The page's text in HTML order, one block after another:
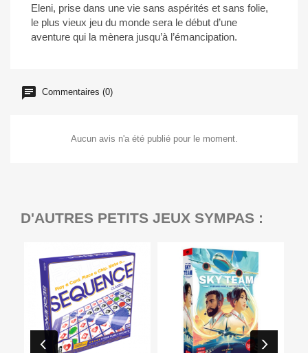
Eleni, prise dans une vie sans aspérités et sans folie,
le plus vieux jeu du monde sera le début d’une
aventure qui la mènera jusqu’à l’émancipation.
Commentaires (0)
Aucun avis n'a été publié pour le moment.
D'AUTRES PETITS JEUX SYMPAS :